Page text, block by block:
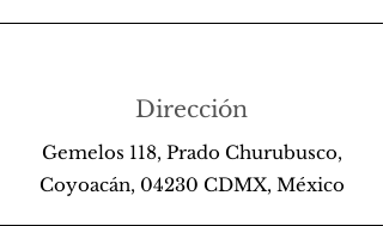
Dirección
Gemelos 118, Prado Churubusco,
Coyoacán, 04230 CDMX, México